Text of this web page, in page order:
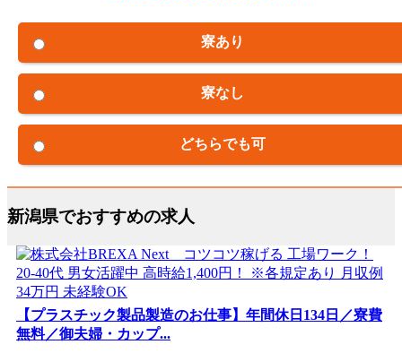
寮あり
寮なし
どちらでも可
新潟県でおすすめの求人
【プラスチック製品製造のお仕事】年間休日134日／寮費
無料／御夫婦・カップ...